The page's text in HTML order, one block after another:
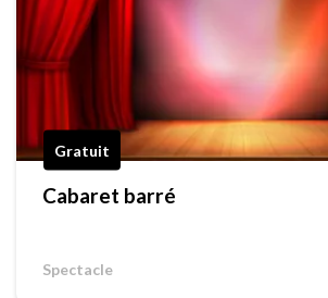
Gratuit
Cabaret barré
Spectacle